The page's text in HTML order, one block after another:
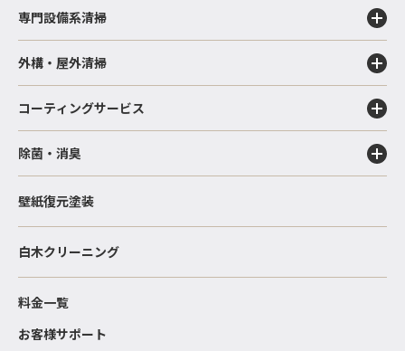
専門設備系清掃
外構・屋外清掃
コーティングサービス
除菌・消臭
壁紙復元塗装
白木クリーニング
料金一覧
お客様サポート